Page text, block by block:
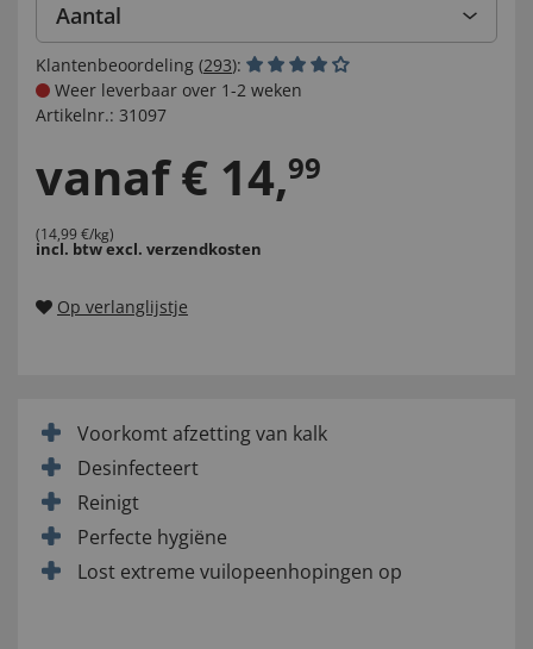
Aantal
Klantenbeoordeling (293):
Weer leverbaar over 1-2 weken
Artikelnr.: 31097
vanaf € 14,99
(14,99 €/kg)
incl. btwexcl. verzendkosten
Op verlanglijstje
Voorkomt afzetting van kalk
Desinfecteert
Reinigt
Perfecte hygiëne
Lost extreme vuilopeenhopingen op